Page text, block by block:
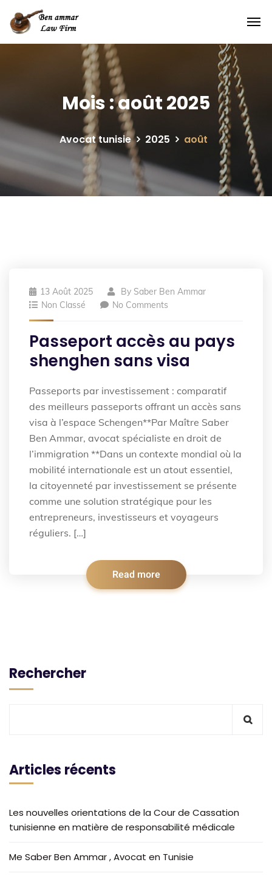
Mois :août 2025
Avocat tunisie 2025 août
13 Août 2025 By Saber Ben Ammar
Non Classé
No Comments
Passeport accès au pays
shenghen sans visa
Passeports par investissement : comparatif
des meilleurs passeports offrant un accès sans
visa à l’espace Schengen**Par Maître Saber
Ben Ammar, avocat spécialiste en droit de
l’immigration **Dans un contexte mondial où la
mobilité internationale est un atout essentiel,
la citoyenneté par investissement se présente
comme une solution stratégique pour les
entrepreneurs, investisseurs et voyageurs
réguliers. […]
Read more
Rechercher
Articles récents
Les nouvelles orientations de la Cour de Cassation
tunisienne en matière de responsabilité médicale
Me Saber Ben Ammar , Avocat en Tunisie